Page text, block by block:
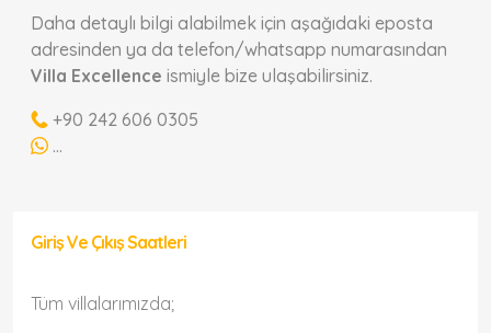
Daha detaylı bilgi alabilmek için aşağıdaki eposta
adresinden ya da telefon/whatsapp numarasından
Villa Excellence ismiyle bize ulaşabilirsiniz.
+90 242 606 0305
...
Giriş Ve Çıkış Saatleri
Tüm villalarımızda;